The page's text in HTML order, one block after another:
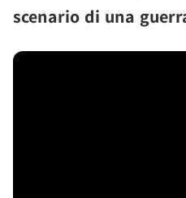
scenario di una